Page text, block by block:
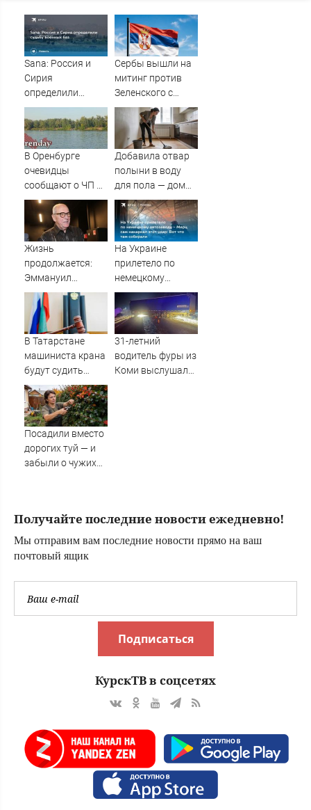
Sana: Россия и
Сирия
определили
судьбу военных
баз
Сербы вышли на
митинг против
Зеленского с
портретами
Путина
В Оренбурге
очевидцы
сообщают о ЧП на
озере Старица
Добавила отвар
полыни в воду
для пола — дом
наполнился
ароматом
летнего сада
Жизнь
продолжается:
Эммануил
Виторган
рассказывает
свою историю со
сцены
На Украине
прилетело по
немецкому
автозаводу -
Мерц сам
накаркал этот
удар: Вот что там
собирали
В Татарстане
машиниста крана
будут судить
после падения
рабочего с 10-
метровой высоты
09/08/2026 –
Новости
31-летний
водитель фуры из
Коми выслушал
Посадили вместо
дорогих туй — и
забыли о чужих
соседей
Получайте последние новости ежедневно!
Мы отправим вам последние новости прямо на ваш
почтовый ящик
Подписаться
КурскТВ в соцсетях